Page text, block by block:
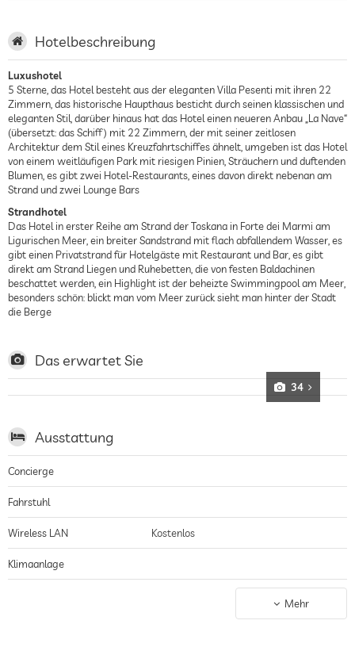
Hotelbeschreibung
Luxushotel
5 Sterne, das Hotel besteht aus der eleganten Villa Pesenti mit ihren 22
Zimmern, das historische Haupthaus besticht durch seinen klassischen und
eleganten Stil, darüber hinaus hat das Hotel einen neueren Anbau „La Nave“
(übersetzt: das Schiff) mit 22 Zimmern, der mit seiner zeitlosen
Architektur dem Stil eines Kreuzfahrtschiffes ähnelt, umgeben ist das Hotel
von einem weitläufigen Park mit riesigen Pinien, Sträuchern und duftenden
Blumen, es gibt zwei Hotel-Restaurants, eines davon direkt nebenan am
Strand und zwei Lounge Bars
Strandhotel
Das Hotel in erster Reihe am Strand der Toskana in Forte dei Marmi am
Ligurischen Meer, ein breiter Sandstrand mit flach abfallendem Wasser, es
gibt einen Privatstrand für Hotelgäste mit Restaurant und Bar, es gibt
direkt am Strand Liegen und Ruhebetten, die von festen Baldachinen
beschattet werden, ein Highlight ist der beheizte Swimmingpool am Meer,
besonders schön: blickt man vom Meer zurück sieht man hinter der Stadt
die Berge
Das erwartet Sie
34
Ausstattung
Concierge
Fahrstuhl
Wireless LAN Kostenlos
Klimaanlage
Mehr